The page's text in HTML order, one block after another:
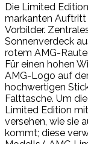
Die Limited
markanten
Vorbilder.
Sonnenverdeck
rotem AMG-
Für einen hohen
AMG-Logo auf
hochwertigen
Falttasche. Um
Limited Edition
versehen, wie sie
kommt; diese